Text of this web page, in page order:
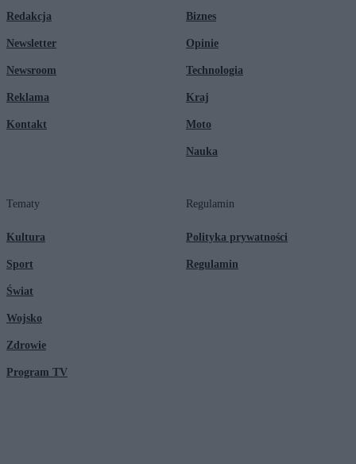
Redakcja
Newsletter
Newsroom
Reklama
Kontakt
Biznes
Opinie
Technologia
Kraj
Moto
Nauka
Tematy
Kultura
Sport
Świat
Wojsko
Zdrowie
Program TV
Regulamin
Polityka prywatności
Regulamin